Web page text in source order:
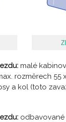
malé
rozměrech 55
a kol (toto